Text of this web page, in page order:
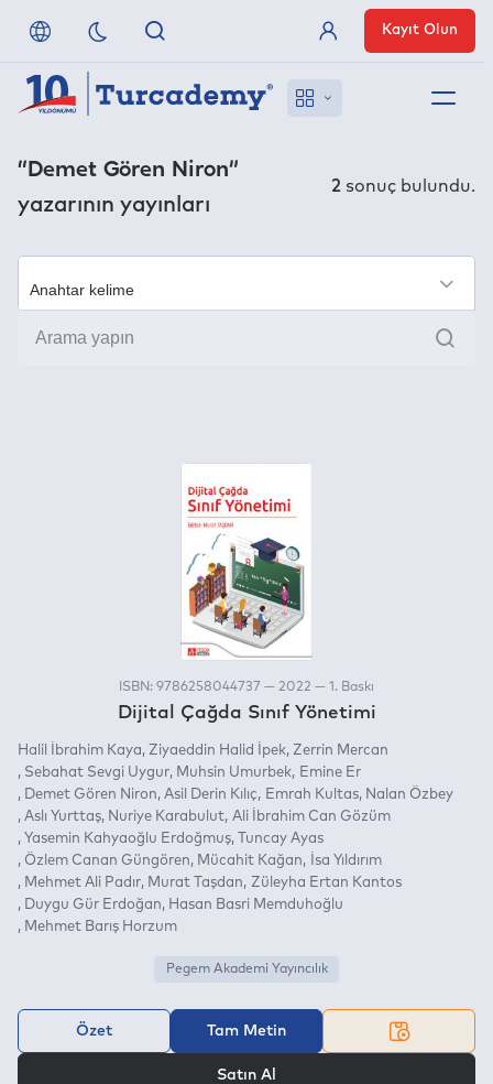
Referanslarımız
Uzaktan Erişim
Nasıl Erişirim
Üye Girişi
Kayıt Olun
“Demet Gören Niron”
yazarının yayınları
2 sonuç bulundu.
Ara
ISBN: 9786258044737 — 2022 — 1. Baskı
Dijital Çağda Sınıf Yönetimi
Halil İbrahim Kaya Ziyaeddin Halid İpek Zerrin Mercan
Sebahat Sevgi Uygur
Muhsin Umurbek
Emine Er
Demet Gören Niron Asil Derin Kılıç Emrah Kultas
Nalan Özbey
Aslı Yurttaş
Nuriye Karabulut Ali İbrahim Can Gözüm
Yasemin Kahyaoğlu Erdoğmuş
Tuncay Ayas
Özlem Canan Güngören
Mücahit Kağan
İsa Yıldırım
Mehmet Ali Padır
Murat Taşdan
Züleyha Ertan Kantos
Duygu Gür Erdoğan
Hasan Basri Memduhoğlu
Mehmet Barış Horzum
Pegem Akademi Yayıncılık
Özet Tam Metin
Satın Al